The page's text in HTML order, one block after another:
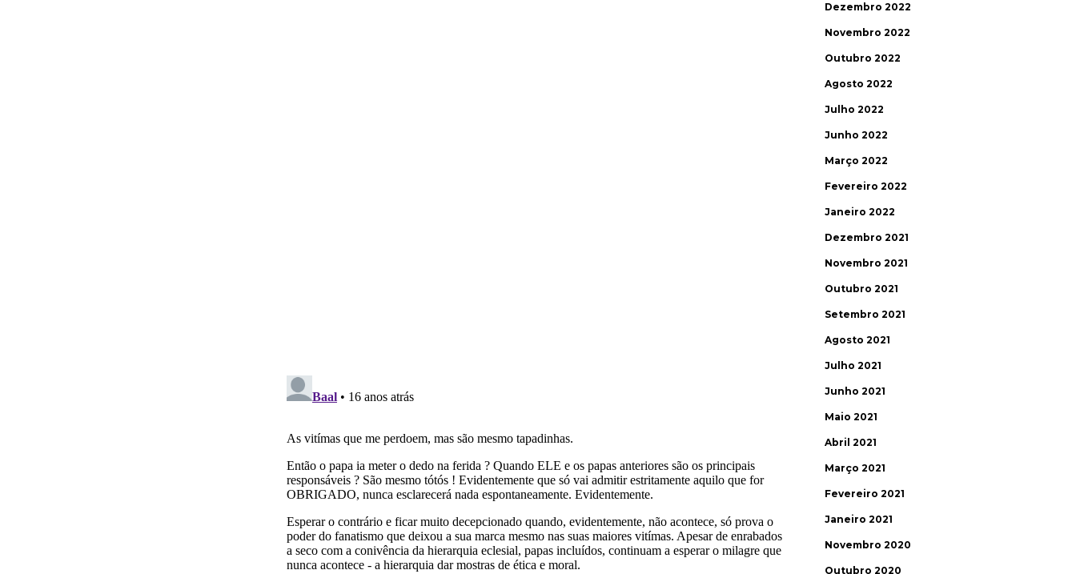
Dezembro 2022
Novembro 2022
Outubro 2022
Agosto 2022
Julho 2022
Junho 2022
Março 2022
Fevereiro 2022
Janeiro 2022
Dezembro 2021
Novembro 2021
Outubro 2021
Setembro 2021
Agosto 2021
Julho 2021
Junho 2021
Maio 2021
Abril 2021
Março 2021
Fevereiro 2021
Janeiro 2021
Novembro 2020
Outubro 2020